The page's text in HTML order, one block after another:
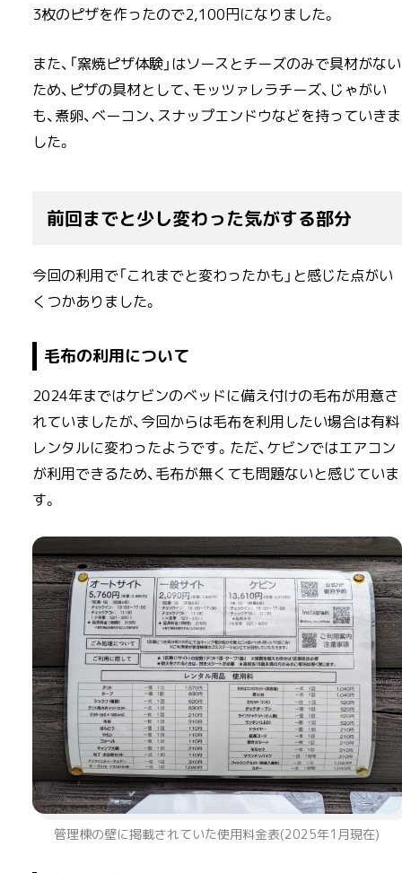
3枚のピザを作ったので2,100円になりました。
また、「窯焼ピザ体験」はソースとチーズのみで具材がない
ため、ピザの具材として、モッツァレラチーズ、じゃがい
も、煮卵、ベーコン、スナップエンドウなどを持っていきま
した。
前回までと少し変わった気がする部分
今回の利用で「これまでと変わったかも」と感じた点がい
くつかありました。
毛布の利用について
2024年まではケビンのベッドに備え付けの毛布が用意さ
れていましたが、今回からは毛布を利用したい場合は有料
レンタルに変わったようです。ただ、ケビンではエアコン
が利用できるため、毛布が無くても問題ないと感じていま
す。
管理棟の壁に掲載されていた使用料金表(2025年1月現在)